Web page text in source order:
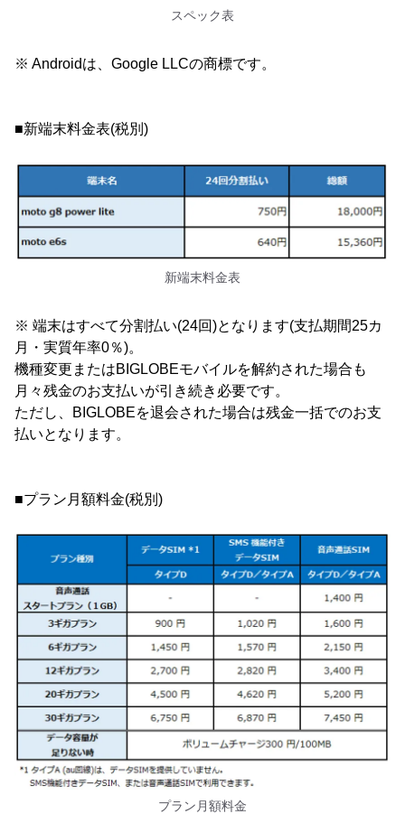
スペック表
※ Androidは、Google LLCの商標です。
■新端末料金表(税別)
新端末料金表
※ 端末はすべて分割払い(24回)となります(支払期間25カ
月・実質年率0％)。
機種変更またはBIGLOBEモバイルを解約された場合も
月々残金のお支払いが引き続き必要です。
ただし、BIGLOBEを退会された場合は残金一括でのお支
払いとなります。
■プラン月額料金(税別)
プラン月額料金